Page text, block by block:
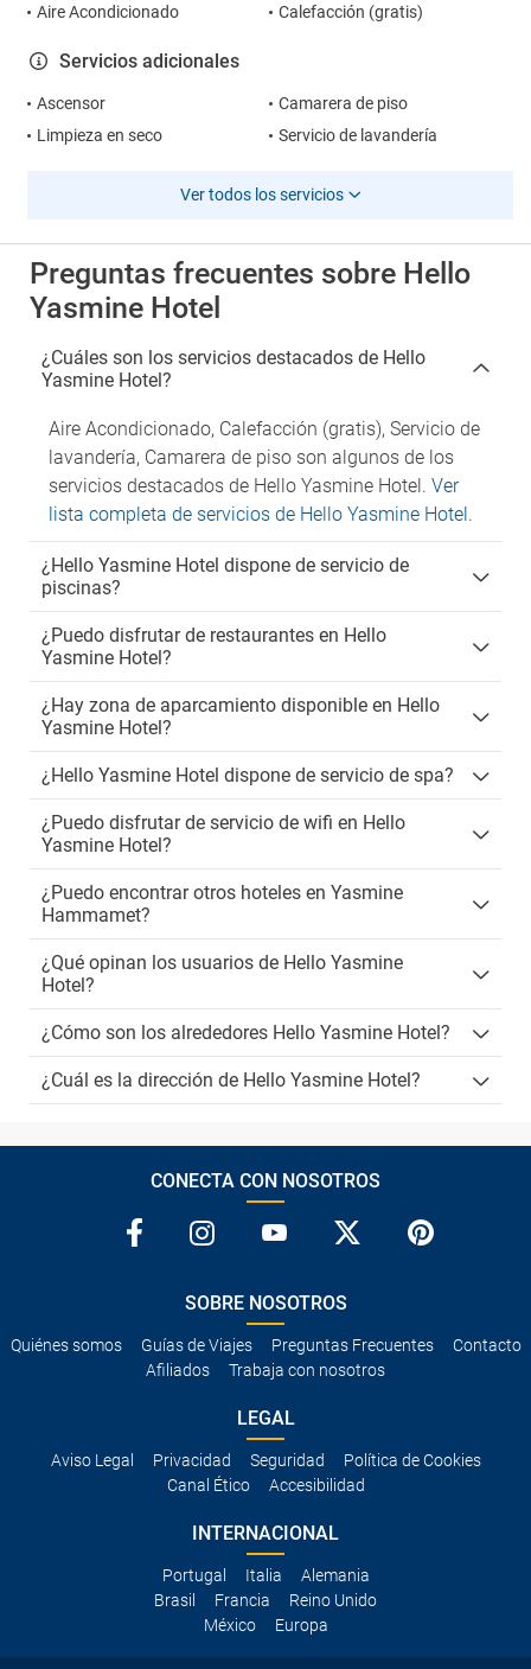
Aire Acondicionado Calefacción (gratis)
Servicios adicionales
Ascensor
Camarera de piso
Limpieza en seco
Servicio de lavandería
Ver todos los servicios
Preguntas frecuentes sobre Hello
Yasmine Hotel
¿Cuáles son los servicios destacados de Hello
Yasmine Hotel?
Aire Acondicionado, Calefacción (gratis), Servicio de
lavandería, Camarera de piso son algunos de los
servicios destacados de Hello Yasmine Hotel. Ver
lista completa de servicios de Hello Yasmine Hotel.
¿Hello Yasmine Hotel dispone de servicio de
piscinas?
¿Puedo disfrutar de restaurantes en Hello
Yasmine Hotel?
¿Hay zona de aparcamiento disponible en Hello
Yasmine Hotel?
¿Hello Yasmine Hotel dispone de servicio de spa?
¿Puedo disfrutar de servicio de wifi en Hello
Yasmine Hotel?
¿Puedo encontrar otros hoteles en Yasmine
Hammamet?
¿Qué opinan los usuarios de Hello Yasmine
Hotel?
¿Cómo son los alrededores Hello Yasmine Hotel?
¿Cuál es la dirección de Hello Yasmine Hotel?
CONECTA CON NOSOTROS
SOBRE NOSOTROS
Quiénes somos Guías de Viajes Preguntas Frecuentes
Contacto
Afiliados
Trabaja con nosotros
LEGAL
Aviso Legal Privacidad Seguridad
Política de Cookies
Canal Ético
Accesibilidad
INTERNACIONAL
Portugal Italia
Alemania
Brasil
Francia
Reino Unido
México
Europa